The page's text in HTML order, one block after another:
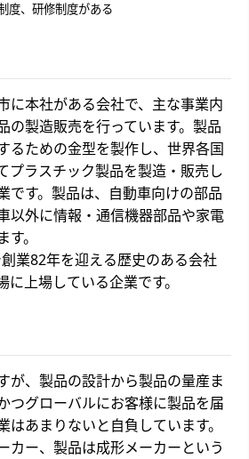
度、研修制度がある
に本社がある会社で、主な事業内
の製造販売を行っています。製品
るための金型を製作し、世界各国
プラスチック製品を製造・販売し
です。製品は、自動車向けの部品
以外に情報・通信機器部品や家電
。
業82年を迎える歴史のある会社
上場している企業です。
が、製品の設計から製品の量産ま
つグローバルにお客様に製品を届
はあまりないと自負しています。
カー、製品は成形メーカーという